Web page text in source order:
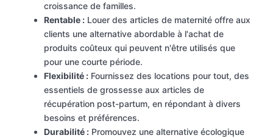
croissance de familles.
Rentable : Louer des articles de maternité offre aux
clients une alternative abordable à l'achat de
produits coûteux qui peuvent n'être utilisés que
pour une courte période.
Flexibilité : Fournissez des locations pour tout, des
essentiels de grossesse aux articles de
récupération post-partum, en répondant à divers
besoins et préférences.
Durabilité : Promouvez une alternative écologique